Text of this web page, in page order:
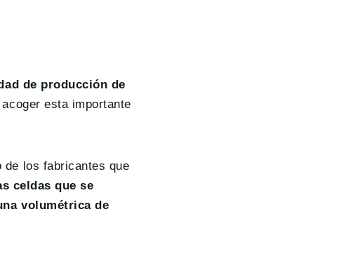
de producción de
esta importante
de los fabricantes que
celdas que se
volumétrica de